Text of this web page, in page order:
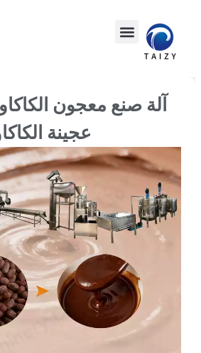
آلة صنع معجون
عجينة